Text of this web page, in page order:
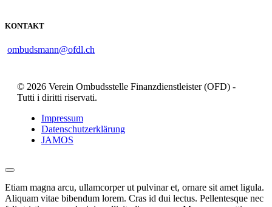
KONTAKT
ombudsmann@ofdl.ch
© 2026 Verein Ombudsstelle Finanzdienstleister (OFD) -
Tutti i diritti riservati.
Impressum
Datenschutzerklärung
JAMOS
Etiam magna arcu, ullamcorper ut pulvinar et, ornare sit amet ligula.
Aliquam vitae bibendum lorem. Cras id dui lectus. Pellentesque nec